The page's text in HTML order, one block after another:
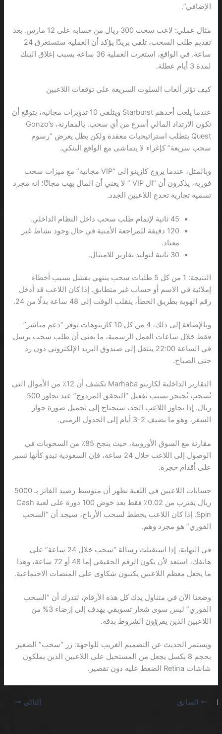
الإضافي”.
مثال عملي: لاعب سحب 300 ريال من حسابه على 12 مارس. بعد
تقديم طلب السحب، تلقى بريدًا يؤكد أن العملية ستستغرق 24
ساعة. في الواقع، استغرت العملية 36 ساعة بسبب إغلاق البنك
لمدة 3 أيام عطلة.
كيف تؤثر ألعاب السلوت السريعة على توقعات اللاعبين
عندما يلعب أحدهم Starburst ويتلقى 10 تدويرات مجانية، يتوقع أن
تكون الارتداد المالي أسرع من أي سحب. بالمقارنة، Gonzo’s
Quest يتطلب استراتيجيات معقدة ولكن يظل يعرض “رسوم
سحب سريعة” كإغراء لا يتماشى مع الواقع البنكي.
وبالمثل، عندما يروج كازينو إلى “VIP مجانية” مع ميزات سحب
فورية، يذكرون أن “ال VIP ” لا يعني أن المال يهب مجانًا؛ إنه مجرد
تسمية تجارية تخدع اللاعبين الجدد.
45 ثانية لإتمام طلب سحب داخل النظام الداخلي.
120 دقيقة للمراجعة الأمنية في حال وجود نشاط غير
معتاد.
30 ثانية لتوليد تقارير للامتثال.
النتيجة: 1 من كل 5 طلبات سحب ينتهي بفشل بسبب أخطاء
إملائية في الاسم أو حساب غير متطابق. إذا كان اللاعب قد أدخل
رقم الهوية بطريق الخطأ، ينقلب الوقت إلى 48 ساعة بدلًا من 24.
وبالإضافة إلى ذلك، 4 من كل 10 كازينوهات توفر “دعم مباشر”
فقط خلال ساعات العمل الرسمية، ما يعني أن طلب سحب يرسل
في الساعة 22:00 ينتقل إلى صندوق البريد الإلكتروني دون رد
حتى الصباح.
التقارير الداخلية لكازينو Marhaba تكشف أن 12٪ من الأموال التي
تُسحب تُحتجز بسبب تفعيل “التحقق المزدوج” عند تجاوز 500
ريال. إذا تجاوز اللاعب الحد، سيحتاج إلى تحميل صورة جواز
السفر، وهو ما يضيف 2-3 أيام إلى الجدول الزمني.
مقارنة مع السوق الأوروبية، حيث ينجح 85٪ من السحوبات في
الوصول إلى اللاعب خلال 24 ساعة، فإن السعودية تبدو كأنها تسير
على أقدام حجرة.
حسابات اللاعبين في اللعبة تظهر أن متوسط رصيد الفائز بـ 5000
ريال يقترب من 0.02٪ فقط بعد خوض 100 دورة على لعبة Cash
Spin. إذا كان اللاعب يخطط لسحب الأرباح، سيجد أن “السحب
الفوري” هو مجرد وهم.
في النهاية، إذا استقبلت رسالة “سحب خلال 24 ساعة” على
هاتفك، استعد لأن يكون الرقم الحقيقي إما 48 أو 72 ساعة، وهذا
ما يجعل معظم اللاعبين يكتبون شكاوى على المنصات الاجتماعية.
وضعنا الآن في متناول يدك كل هذه الأرقام، لتدرك أن “السحب
الفوري” ليس سوى شعار تسويقي يهدف إلى إرضاء 3% من
اللاعبين الذين يقرؤون الشروط بدقة.
ويستمر الحديث عن التصميم الغريب للواجهة: زر “سحب” الصغير
بحجم 8 بكسل يجعل من المستحيل على اللاعبين الذين يملكون
شاشات Retina الضغط عليه دون تقصير.
السابق التالي